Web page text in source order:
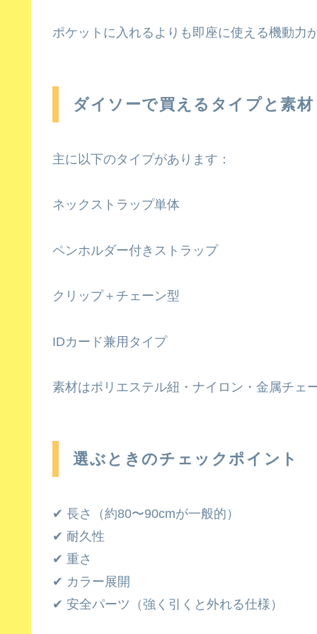
ポケットに入れるよりも即座に使える機動力
ダイソーで買えるタイプと素材
主に以下のタイプがあります：
ネックストラップ単体
ペンホルダー付きストラップ
クリップ＋チェーン型
IDカード兼用タイプ
素材はポリエステル紐・ナイロン・金属チェ
選ぶときのチェックポイント
✔ 長さ（約80〜90cmが一般的）
✔ 耐久性
✔ 重さ
✔ カラー展開
✔ 安全パーツ（強く引くと外れる仕様）